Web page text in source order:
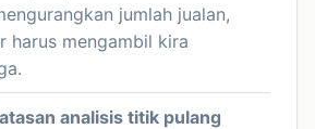
jumlah jualan,
harus mengambil kira
analisis titik pulang